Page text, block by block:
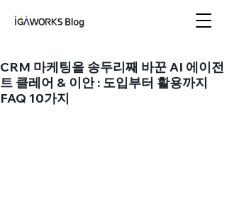
CRM 마케팅을 송두리째 바꾼 AI 에이전
트 클레어 & 이안 : 도입부터 활용까지
FAQ 10가지